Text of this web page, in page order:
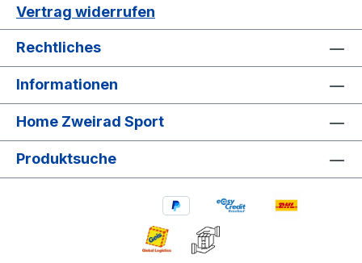
Vertrag widerrufen
Rechtliches
Informationen
Home Zweirad Sport
Produktsuche